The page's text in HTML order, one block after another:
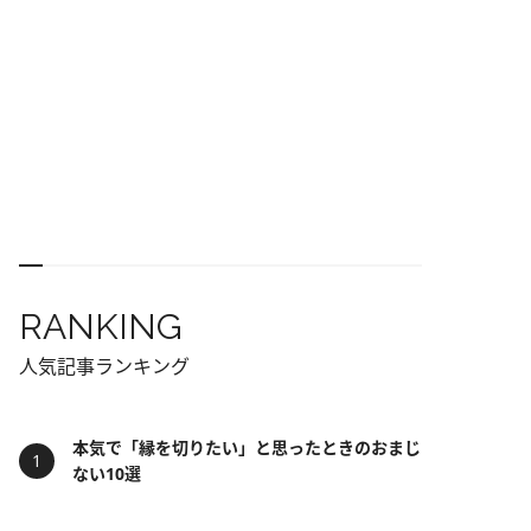
RANKING
人気記事ランキング
本気で「縁を切りたい」と思ったときのおまじ
ない10選